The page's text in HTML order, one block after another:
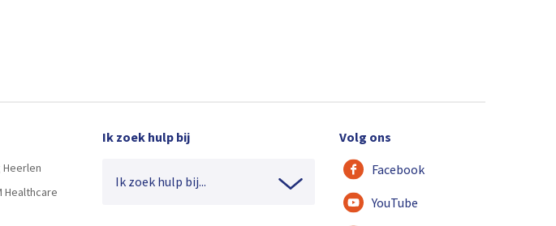
Healthcare
Ik zoek hulp bij
Ik zoek hulp bij...
Volg ons
Facebook
YouTube